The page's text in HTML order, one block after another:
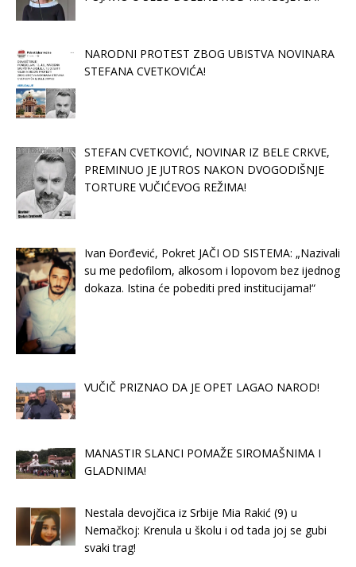
NARODNI PROTEST ZBOG UBISTVA NOVINARA
STEFANA CVETKOVIĆA!
STEFAN CVETKOVIĆ, NOVINAR IZ BELE CRKVE,
PREMINUO JE JUTROS NAKON DVOGODIŠNJE
TORTURE VUČIĆEVOG REŽIMA!
Ivan Đorđević, Pokret JAČI OD SISTEMA: „Nazivali
su me pedofilom, alkosom i lopovom bez ijednog
dokaza. Istina će pobediti pred institucijama!“
VUČIČ PRIZNAO DA JE OPET LAGAO NAROD!
MANASTIR SLANCI POMAŽE SIROMAŠNIMA I
GLADNIMA!
Nestala devojčica iz Srbije Mia Rakić (9) u
Nemačkoj: Krenula u školu i od tada joj se gubi
svaki trag!